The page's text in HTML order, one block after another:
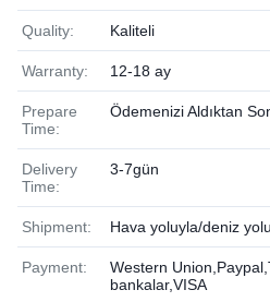
Quality: Kaliteli
Warranty: 12-18 ay
Prepare
Time:
Ödemenizi Aldıktan
Delivery
Time:
3-7gün
Shipment: Hava yoluyla/deniz
Payment:
Western
bankalar,VISA